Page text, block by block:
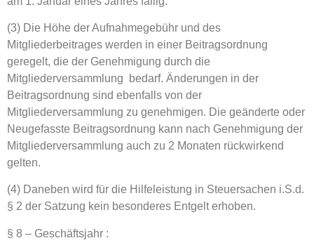
(3) Die Höhe der Aufnahmegebühr und des
Mitgliederbeitrages werden in einer Beitragsordnung
geregelt, die der Genehmigung durch die
Mitgliederversammlung bedarf. Änderungen in der
Beitragsordnung sind ebenfalls von der
Mitgliederversammlung zu genehmigen. Die geänderte oder
Neugefasste Beitragsordnung kann nach Genehmigung der
Mitgliederversammlung auch zu 2 Monaten rückwirkend
gelten.
(4) Daneben wird für die Hilfeleistung in Steuersachen i.S.d.
§ 2 der Satzung kein besonderes Entgelt erhoben.
§ 8 – Geschäftsjahr :